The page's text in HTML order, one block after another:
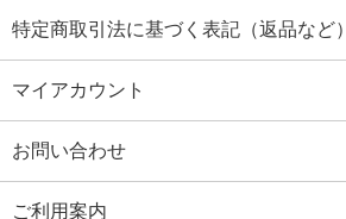
特定商取引法に基づく表記（返品など）
マイアカウント
お問い合わせ
ご利用案内